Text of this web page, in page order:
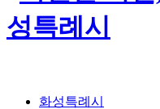
화성특례시